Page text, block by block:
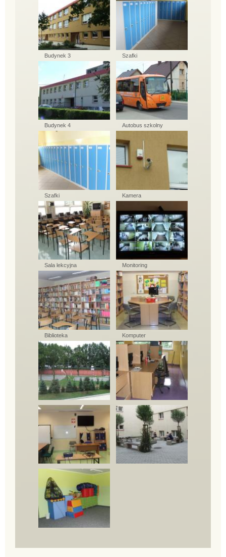
Budynek 3 Szafki
Budynek 4 Autobus szkolny
Szafki Kamera
Sala lekcyjna Monitoring
Biblioteka Komputer